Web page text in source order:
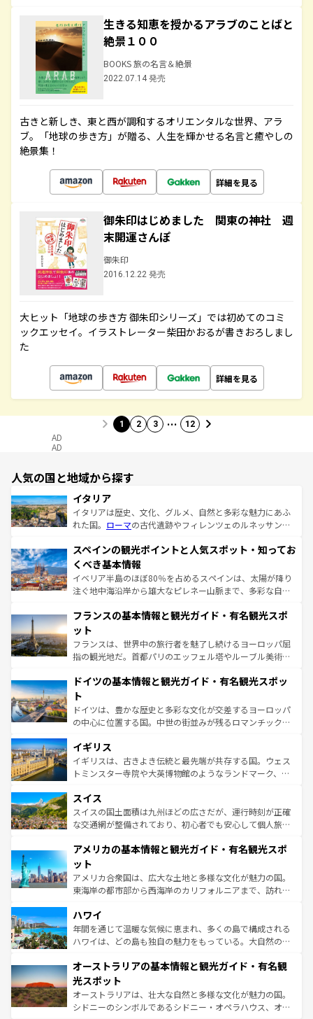
生きる知恵を授かるアラブのことばと
絶景１００
BOOKS 旅の名言＆絶景
2022.07.14 発売
古きと新しき、東と西が調和するオリエンタルな世界、アラ
ブ。「地球の歩き方」が贈る、人生を輝かせる名言と癒やしの
絶景集！
詳細を見る
御朱印はじめました 関東の神社 週
末開運さんぽ
御朱印
2016.12.22 発売
大ヒット「地球の歩き方 御朱印シリーズ」では初めてのコミ
ックエッセイ。イラストレーター柴田かおるが書きおろしまし
た
詳細を見る
1 2 3 … 12
AD
AD
人気の国と地域から探す
イタリア
イタリアは歴史、文化、グルメ、自然と多彩な魅力にあふ
れた国。 ローマの古代遺跡やフィレンツェのルネッサンス
ろん、トスカーナの美しい田園風景やアマルフィ海岸の絶
景など、自然景観も見逃せない。観光の合間には、本場の
ピザやパスタなど、絶品のイタリア料理を堪能することも
できる。朝目覚めてから夜眠るまで、すべての瞬間を楽し
なお、新着のイタリア情報はコンテンツ一覧を参照してほ
しい。
スペインの観光ポイントと人気スポット・知ってお
くべき基本情報
イベリア半島のほぼ80％を占めるスペインは、太陽が降り
注ぐ地中海沿岸から雄大なピレネー山脈まで、多彩な自然
文化が根付くこの国では、情熱的なフラメンコ、熱気あふ
れる闘牛、そして美味しいタパスが生活の一部となってい
る。首都マドリードの洗練された雰囲気や、バルセロナの
アートに溢れた街角から、地方では古代ローマ遺跡や中世
せる。地方によって風土や気候が異なるスペインはその個
ンテンツ一覧 を参照してほしい。
フランスの基本情報と観光ガイド・有名観光スポ
ット
フランスは、世界中の旅行者を魅了し続けるヨーロッパ屈
指の観光地だ。首都パリのエッフェル塔やルーブル美術館
で、幅広い魅力が詰まっている。華麗な宮殿、歴史的な大
聖堂、美しいビーチ、そして豊かな自然が、訪れる者を心
から魅了する。また、フランスは美食の国としても知ら
れ、フランス料理はユネスコ無形文化遺産にも登録されて
香り高いラベンダー畑など、多彩な楽しみ方が可能だ。さ
らに、パリ以外の地域にも魅力が溢れており、どの街角に
も豊かな歴史と文化が息づいている。パリ以外の個性あふ
を参照してほしい。
ドイツの基本情報と観光ガイド・有名観光スポッ
ト
ドイツは、豊かな歴史と多彩な文化が交差するヨーロッパ
の中心に位置する国。中世の街並みが残るロマンチック街
顔を持つこの国は、どこを歩いても飽きることがない。ベ
ルリンの文化的活気、バイエルン州のアルプスの絶景、そ
してライン川沿いのワイン畑といった風景は必見。ビール
は、お酒好きな人にはぜひ体験してほしい。 なお、新着の
ドイツ情報はコンテンツ一覧を参照してほしい。
イギリス
イギリスは、古きよき伝統と最先端が共存する国。ウェス
トミンスター寺院や大英博物館のようなランドマーク、歴
リアごとに異なる魅力がある。また、優雅なアフタヌーン
ティー、ビール好きにはたまらない英国パブ、サッカー観
戦など、本場だからこそできる体験も豊富。イギリスを旅
ンツ一覧を参照してほしい。
スイス
スイスの国土面積は九州ほどの広さだが、運行時刻が正確
な交通網が整備されており、初心者でも安心して個人旅行
の建物がそのまま残る町や、スイスならではのユニークな
博物館もあり、アルプス観光だけでなく町歩きも満喫する
ことができる。国民の所得が高いため物価も高いが、旅行
者向けの交通パス提供のサービスもあり、うまく活用すれ
着のスイス情報は
アメリカの基本情報と観光ガイド・有名観光スポ
ット
アメリカ合衆国は、広大な土地と多様な文化が魅力の国。
東海岸の都市部から西海岸のカリフォルニアまで、訪れる
のような巨大都市は、観光、ショッピング、エンターテイ
ンメントが詰まった刺激的なスポットだ。一方、アメリカ
西部には大自然が広がり、グランドキャニオンやイエロー
部のニューオーリンズでは、音楽と美食が融合した独特の
文化が魅力。旅行者はアメリカの各地域で異なる魅力を楽
しみながら、その多様性と豊かな歴史を感じることができ
るだろう。車でのロードトリップや列車の旅も、アメリカ
ハワイ
年間を通じて温暖な気候に恵まれ、多くの島で構成される
ハワイは、どの島も独自の魅力をもっている。大自然の神
ワイ島は見逃せない。また、定番の観光地といえばオアフ
島だが、静かな自然を求めるならマウイ島やカウアイ島が
おすすめ。エメラルドグリーンに輝く海をはじめ、豊かな
文化や歴史が息づいている。「アロハスピリット」と呼ば
オーストラリアの基本情報と観光ガイド・有名観
光スポット
オーストラリアは、壮大な自然と多様な文化が魅力の国。
シドニーのシンボルであるシドニー・オペラハウス、オー